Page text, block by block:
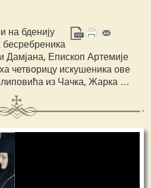
на бденију
бесребреника
Дамјана, Епископ Артемије
четворицу искушеника ове
из Чачка, Жарка …